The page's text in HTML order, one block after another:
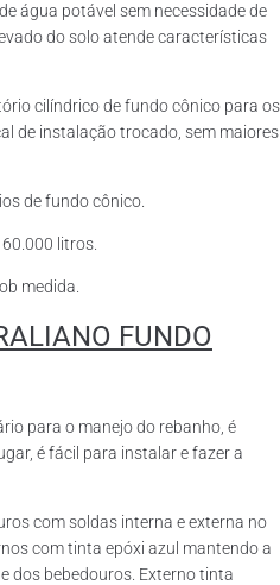
água potável sem necessidade de
do solo atende características
cilíndrico de fundo cônico para os
de instalação trocado, sem maiores
de fundo cônico.
litros.
medida.
FUNDO
para o manejo do rebanho, é
é fácil para instalar e fazer a
com soldas interna e externa no
com tinta epóxi azul mantendo a
dos bebedouros. Externo tinta